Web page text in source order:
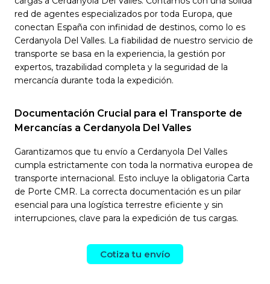
red de agentes especializados por toda Europa, que
conectan España con infinidad de destinos, como lo es
Cerdanyola Del Valles. La fiabilidad de nuestro servicio de
transporte se basa en la experiencia, la gestión por
expertos, trazabilidad completa y la seguridad de la
mercancía durante toda la expedición.
Documentación Crucial para el Transporte de
Mercancías a Cerdanyola Del Valles
Garantizamos que tu envío a Cerdanyola Del Valles
cumpla estrictamente con toda la normativa europea de
transporte internacional. Esto incluye la obligatoria Carta
de Porte CMR. La correcta documentación es un pilar
esencial para una logística terrestre eficiente y sin
interrupciones, clave para la expedición de tus cargas.
Cotiza tu envío